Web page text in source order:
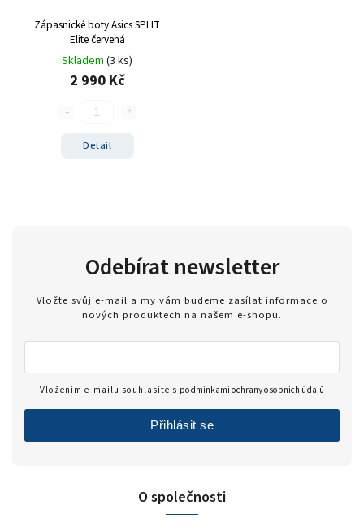
Zápasnické boty Asics SPLIT
Elite červená
Skladem (3 ks)
2 990 Kč
Detail
O společnosti
Odebírat newsletter
Vložte svůj e-mail a my vám budeme zasílat informace o
nových produktech na našem e-shopu.
Vložením e-mailu souhlasíte s podmínkami ochrany osobních údajů
Přihlásit se